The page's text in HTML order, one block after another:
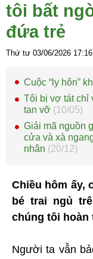
tôi bất
đứa trẻ
Thứ tư 03/06/2026 17:16
Cuộc “ly hôn”
Tôi bị vợ tát chỉ
tan vỡ (10/05)
Giải mã nguồn
cửa và xà
nhân (20/12)
Chiều hôm ấy,
bé trai ngủ
chúng tôi hoàn
Người ta vẫn